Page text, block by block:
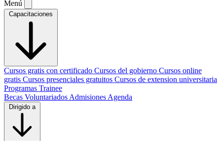
Menú
Capacitaciones
Cursos gratis con certificado Cursos del gobierno Cursos online
gratis Cursos presenciales gratuitos Cursos de extension universitaria
Programas Trainee
Becas Voluntariados Admisiones Agenda
Dirigido a